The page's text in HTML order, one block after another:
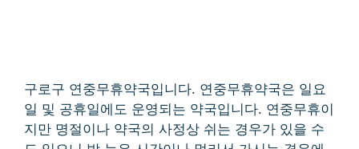
구로구 연중무휴약국입니다. 연중무휴약국은 일요
일 및 공휴일에도 운영되는 약국입니다. 연중무휴이
지만 명절이나 약국의 사정상 쉬는 경우가 있을 수